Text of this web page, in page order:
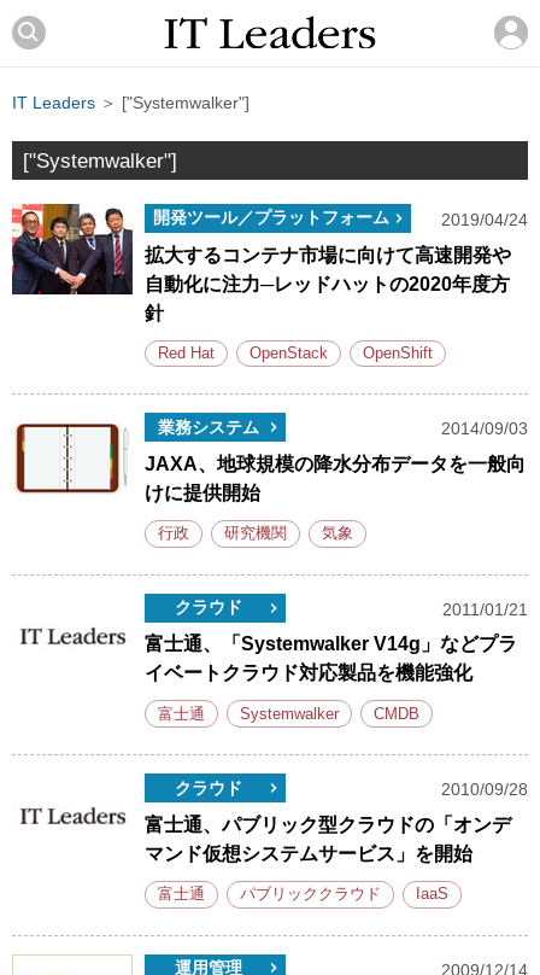
IT Leaders ＞ ["Systemwalker"]
["Systemwalker"]
開発ツール／プラットフォーム 2019/04/24
拡大するコンテナ市場に向けて高速開発や
自動化に注力─レッドハットの2020年度方
針
Red Hat OpenStack OpenShift
業務システム 2014/09/03
JAXA、地球規模の降水分布データを一般向
けに提供開始
行政 研究機関 気象
クラウド 2011/01/21
富士通、「Systemwalker V14g」などプラ
イベートクラウド対応製品を機能強化
富士通 Systemwalker CMDB
クラウド 2010/09/28
富士通、パブリック型クラウドの「オンデ
マンド仮想システムサービス」を開始
富士通 パブリッククラウド IaaS
運用管理 2009/12/14